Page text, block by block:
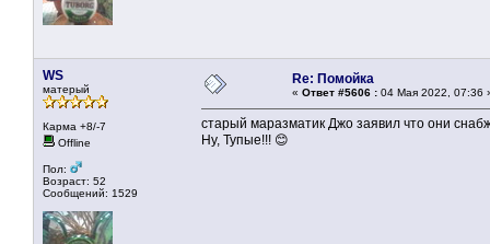
WS
матерый
Карма +8/-7
Offline
Пол:
Возраст: 52
Сообщений: 1529
Re: Помойка
« Ответ #5606 : 04 Мая 2022, 07:36
старый маразматик Джо заявил что они
Ну, Тупые!!! 😊